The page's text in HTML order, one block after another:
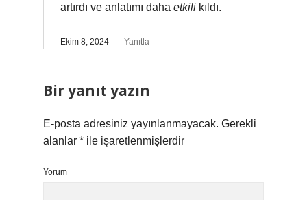
artırdı ve anlatımı daha etkili kıldı.
Ekim 8, 2024 Yanıtla
Bir yanıt yazın
E-posta adresiniz yayınlanmayacak. Gerekli
alanlar * ile işaretlenmişlerdir
Yorum